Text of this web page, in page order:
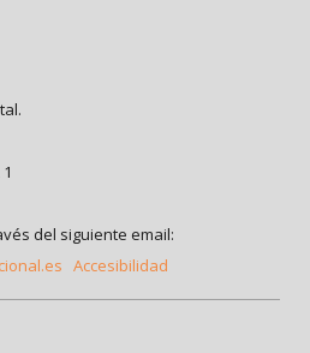
del siguiente email:
Accesibilidad